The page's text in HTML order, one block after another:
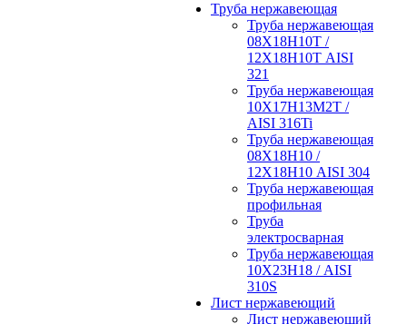
Труба нержавеющая
Труба нержавеющая
08Х18Н10Т /
12Х18Н10Т AISI
321
Труба нержавеющая
10Х17Н13М2Т /
AISI 316Ti
Труба нержавеющая
08Х18Н10 /
12Х18Н10 AISI 304
Труба нержавеющая
профильная
Труба
электросварная
Труба нержавеющая
10Х23Н18 / AISI
310S
Лист нержавеющий
Лист нержавеющий